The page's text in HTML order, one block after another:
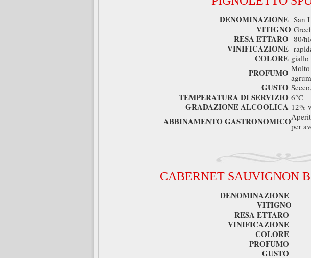
DENOMINAZIONE San
VITIGNO
RESA ETTARO 80/
VINIFICAZIONE
COLORE giallo
PROFUMO Molto
GUSTO
TEMPERATURA DI SERVIZIO 6°C
GRADAZIONE ALCOOLICA 12%
ABBINAMENTO GASTRONOMICOper
CABERNET SAUVIGNON
DENOMINAZIONE
VITIGNO
RESA ETTARO
VINIFICAZIONE
COLORE
PROFUMO
GUSTO